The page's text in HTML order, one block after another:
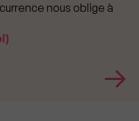
nous oblige à